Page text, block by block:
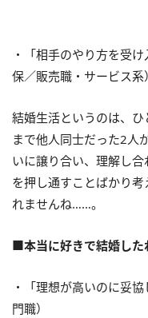
・「相手のやり方を受
保／販売職・サービス系）
結婚生活というのは、
まで他人同士だった2人
いに譲り合い、理解し
を押し通すことばかり
れませんね……。
■本当に好きで結婚した
・「理想が高いのに妥
門職）